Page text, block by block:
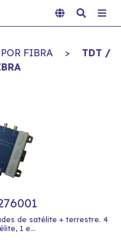
FIBRA >
TDT /
de satélite + terrestre. 4
1 e...